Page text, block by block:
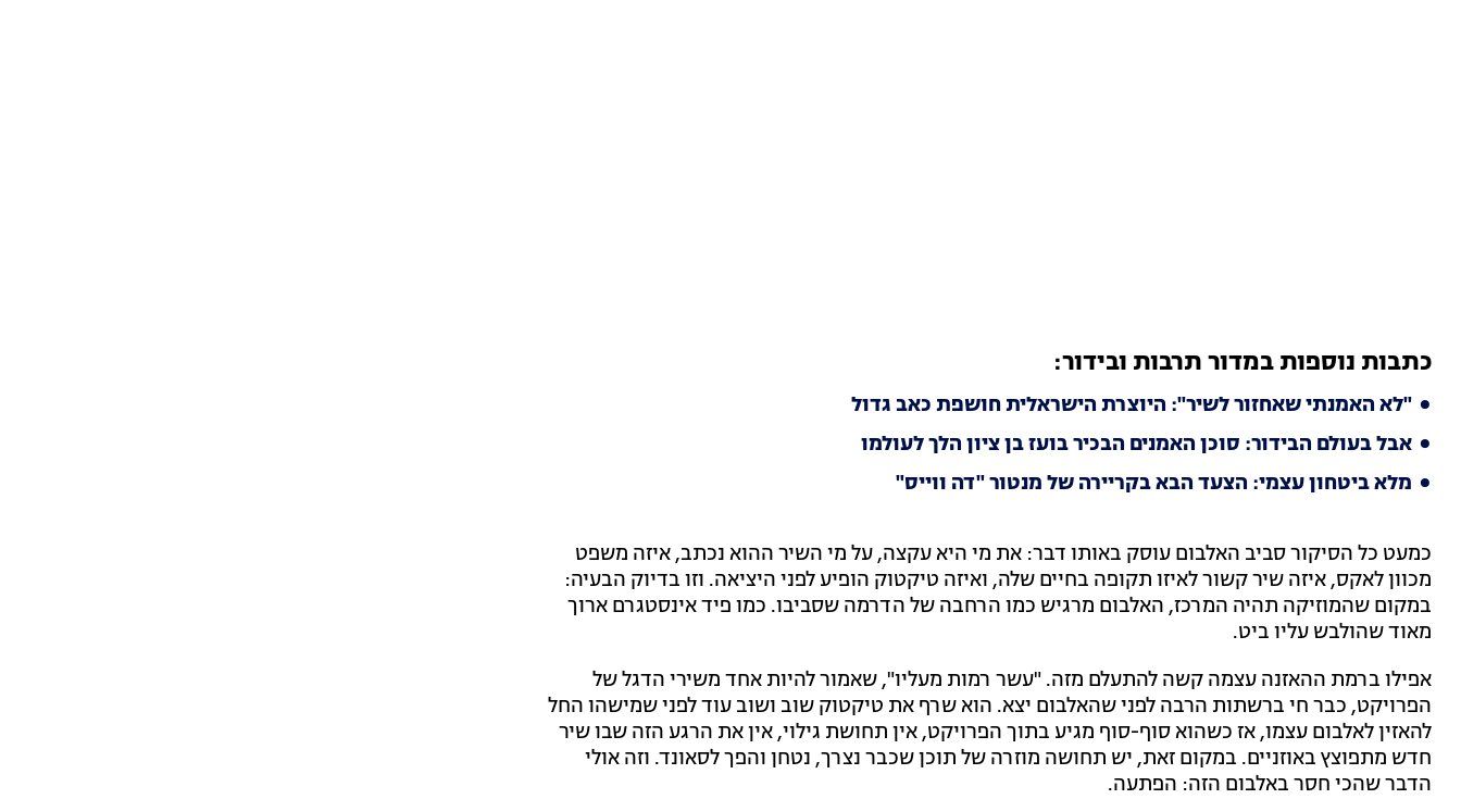
כתבות נוספות במדור תרבות ובידור:
"לא האמנתי שאחזור לשיר": היוצרת הישראלית חושפת כאב גדול
אבל בעולם הבידור: סוכן האמנים הבכיר בועז בן ציון הלך לעולמו
מלא ביטחון עצמי: הצעד הבא בקריירה של מנטור "דה ווייס"
כמעט כל הסיקור סביב האלבום עוסק באותו דבר: את מי היא עקצה, על מי השיר ההוא נכתב, איזה משפט
מכוון לאקס, איזה שיר קשור לאיזו תקופה בחיים שלה, ואיזה טיקטוק הופיע לפני היציאה. וזו בדיוק הבעיה:
במקום שהמוזיקה תהיה המרכז, האלבום מרגיש כמו הרחבה של הדרמה שסביבו. כמו פיד אינסטגרם ארוך
מאוד שהולבש עליו ביט.
אפילו ברמת ההאזנה עצמה קשה להתעלם מזה. "עשר רמות מעליו", שאמור להיות אחד משירי הדגל של
הפרויקט, כבר חי ברשתות הרבה לפני שהאלבום יצא. הוא שרף את טיקטוק שוב ושוב עוד לפני שמישהו החל
להאזין לאלבום עצמו, אז כשהוא סוף-סוף מגיע בתוך הפרויקט, אין תחושת גילוי, אין את הרגע הזה שבו שיר
חדש מתפוצץ באוזניים. במקום זאת, יש תחושה מוזרה של תוכן שכבר נצרך, נטחן והפך לסאונד. וזה אולי
הדבר שהכי חסר באלבום הזה: הפתעה.